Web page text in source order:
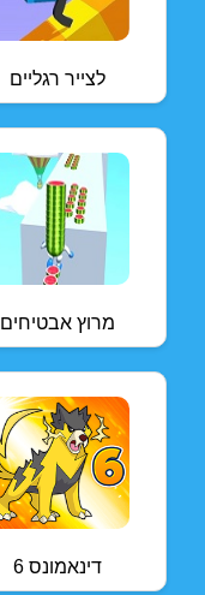
לצייר רגליים
מרוץ אבטיחים
דינאמונס 6